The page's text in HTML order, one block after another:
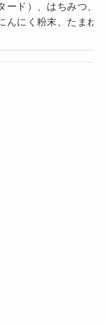
ード）、はちみつ、
んにく粉末、たまね